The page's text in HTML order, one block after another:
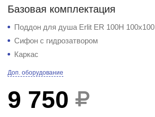
Базовая комплектация
Поддон для душа Erlit ER 100H 100x100
Сифон с гидрозатвором
Каркас
Доп. оборудование
9 750